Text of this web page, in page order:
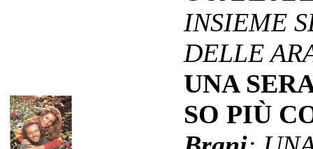
INSIEME
DELLE
UNA
SO PIÙ